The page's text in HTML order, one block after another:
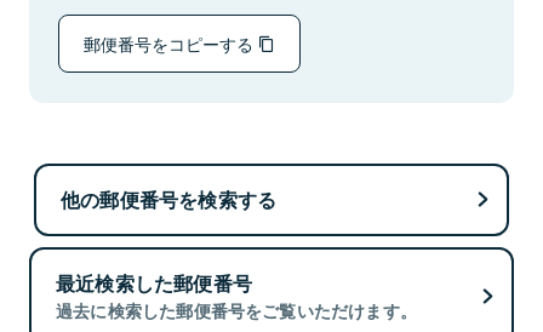
郵便番号をコピーする
他の郵便番号を検索する
最近検索した郵便番号
過去に検索した郵便番号をご覧いただけます。